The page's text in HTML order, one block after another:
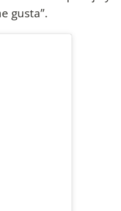
gusta”.